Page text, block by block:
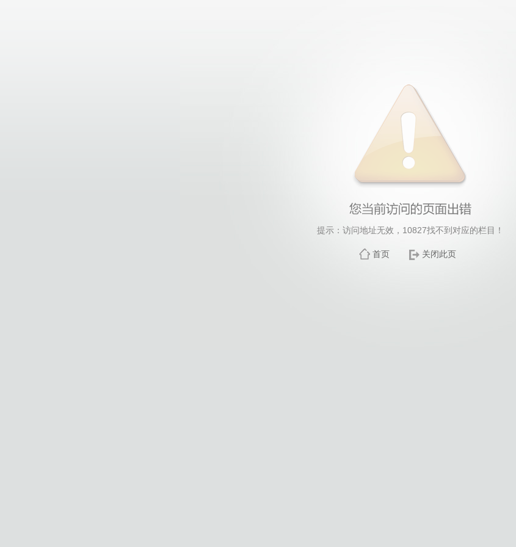
提示：访问地址无效，10827找不到对应的栏目！
首页 关闭此页